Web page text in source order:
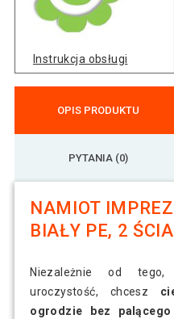
Instrukcja obsługi
OPIS PRODUKTU
PYTANIA (0)
NAMIOT
BIAŁY PE, 2
Niezależnie od
uroczystość, chcesz
ogrodzie bez